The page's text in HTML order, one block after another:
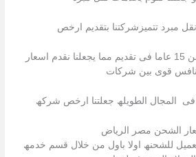
مبرد تتمیزشركتنا بتقدیم ارخص
و ذلك لاننا خبره اكثر من 15 عاما فى تقدیم مما یجعلنا نقدم اسعار
قوى بین شركات
فى المجال الطویلھ جعلتنا ارخص شركھ
الشحن مصر الرياض
للشحنھ اولا باول من خلال قسم خدمھ